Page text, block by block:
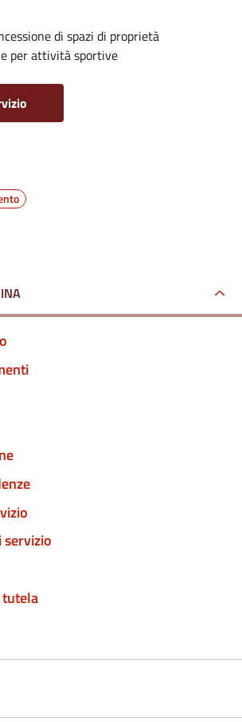
di spazi di proprietà
per attività sportive
servizio